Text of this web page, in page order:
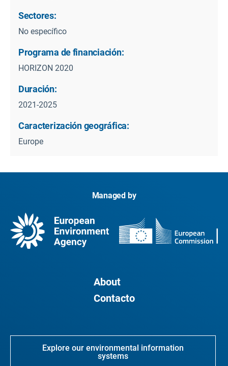
Sectores:
No específico
Programa de financiación:
HORIZON 2020
Duración:
2021-2025
Caracterización geográfica:
Europe
Managed by
About
Contacto
Explore our environmental information
systems